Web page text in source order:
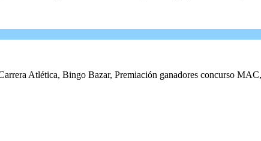
Atlética, Bingo Bazar, Premiación ganadores concurso